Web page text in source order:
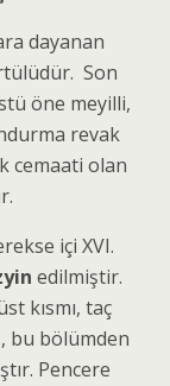
dayanan
Son
öne meyilli,
revak
cemaati olan
içi XVI.
edilmiştir.
kısmı, taç
bu bölümden
Pencere